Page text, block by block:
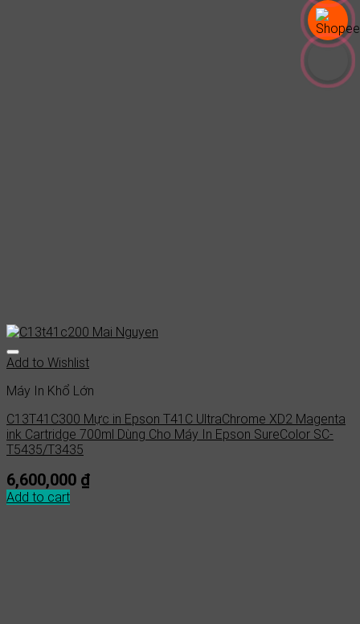
Add to Wishlist
Máy In Khổ Lớn
C13T41C300 Mực in Epson T41C UltraChrome XD2 Magenta
ink Cartridge 700ml Dùng Cho Máy In Epson SureColor SC-
T5435/T3435
6,600,000 ₫
Add to cart